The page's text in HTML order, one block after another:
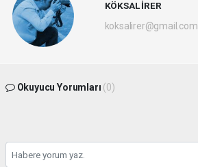
KÖKSAL İRER
koksalirer@gmail.com
Okuyucu Yorumları (0)